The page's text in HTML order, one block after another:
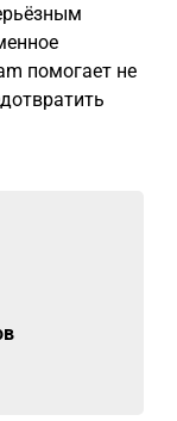
помогает не